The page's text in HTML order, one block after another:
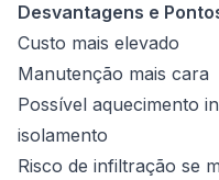
Desvantagens e
Custo mais elevado
Manutenção mais cara
Possível aquecimento
isolamento
Risco de infiltração se